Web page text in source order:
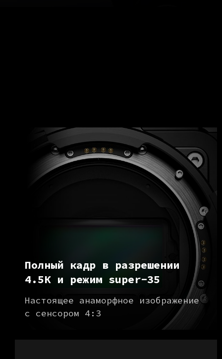
Полный кадр в разрешении
4.5К и режим super-35
Настоящее анаморфное изображение
с сенсором 4:3